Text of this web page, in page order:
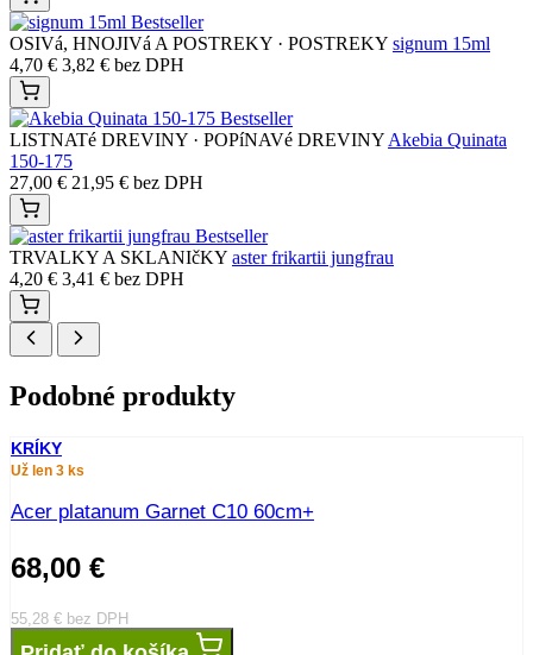
Bestseller
OSIVá, HNOJIVá A POSTREKY · POSTREKY signum 15ml
4,70 € 3,82 € bez DPH
Bestseller
LISTNATé DREVINY · POPíNAVé DREVINY Akebia Quinata
150-175
27,00 € 21,95 € bez DPH
Bestseller
TRVALKY A SKLANIčKY aster frikartii jungfrau
4,20 € 3,41 € bez DPH
Podobné produkty
KRÍKY
Už len 3 ks
Acer platanum Garnet C10 60cm+
68,00 €
55,28 € bez DPH